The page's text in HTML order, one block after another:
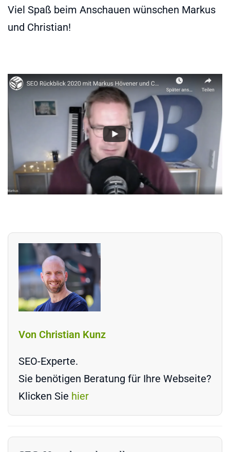
Viel Spaß beim Anschauen wünschen Markus
und Christian!
Von Christian Kunz
SEO-Experte.
Sie benötigen Beratung für Ihre Webseite?
Klicken Sie hier